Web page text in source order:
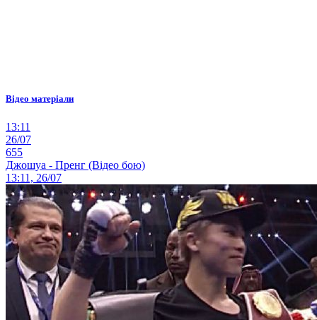
Відео матеріали
13:11
26/07
655
Джошуа - Пренг (Відео бою)
13:11, 26/07